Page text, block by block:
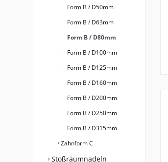
Form B / D50mm
Form B / D63mm
Form B / D80mm
Form B / D100mm
Form B / D125mm
Form B / D160mm
Form B / D200mm
Form B / D250mm
Form B / D315mm
Zahnform C
Stoßräumnadeln